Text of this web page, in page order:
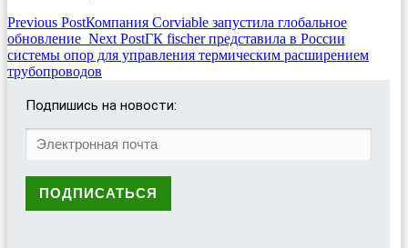
Post
navigation
Previous PostКомпания Corviable запустила глобальное
обновление Next PostГК fischer представила в России
системы опор для управления термическим расширением
трубопроводов
Подпишись на новости: